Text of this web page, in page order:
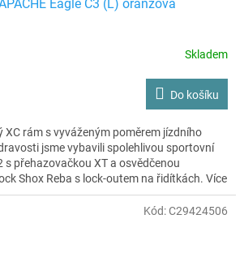
Eagle C3 (L) oranžová
Skladem
Do košíku
XC rám s vyváženým poměrem jízdního
jsme vybavili spolehlivou sportovní
s přehazovačkou XT a osvědčenou
Shox Reba s lock-outem na řidítkách. Více
karbonová sedlovka a kvalitní kola s
Kód:C29424506